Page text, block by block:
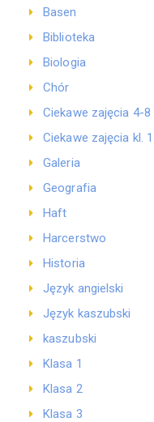
Basen
Biblioteka
Biologia
Chór
Ciekawe zajęcia 4-8
Ciekawe zajęcia kl.
Galeria
Geografia
Haft
Harcerstwo
Historia
Język angielski
Język kaszubski
kaszubski
Klasa 1
Klasa 2
Klasa 3